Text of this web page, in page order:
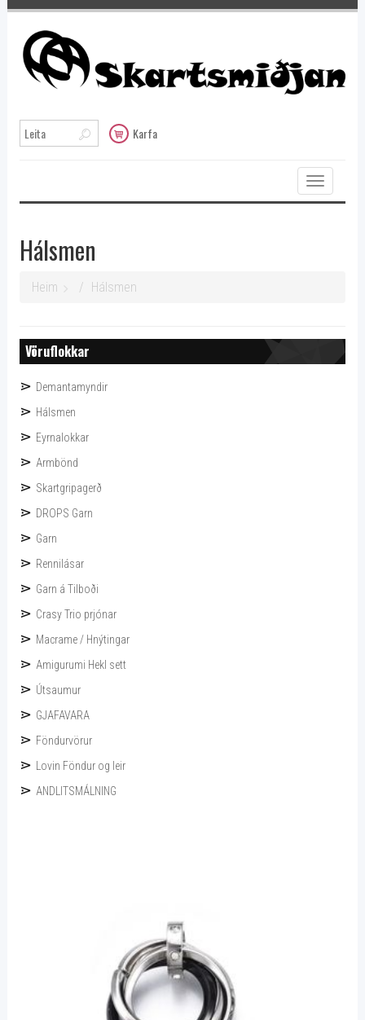
Karfa
Toggle
navigation
Hálsmen
Heim Hálsmen
Vöruflokkar
Demantamyndir
Hálsmen
Eyrnalokkar
Armbönd
Skartgripagerð
DROPS Garn
Garn
Rennilásar
Garn á Tilboði
Crasy Trio prjónar
Macrame / Hnýtingar
Amigurumi Hekl sett
Útsaumur
GJAFAVARA
Föndurvörur
Lovin Föndur og leir
ANDLITSMÁLNING